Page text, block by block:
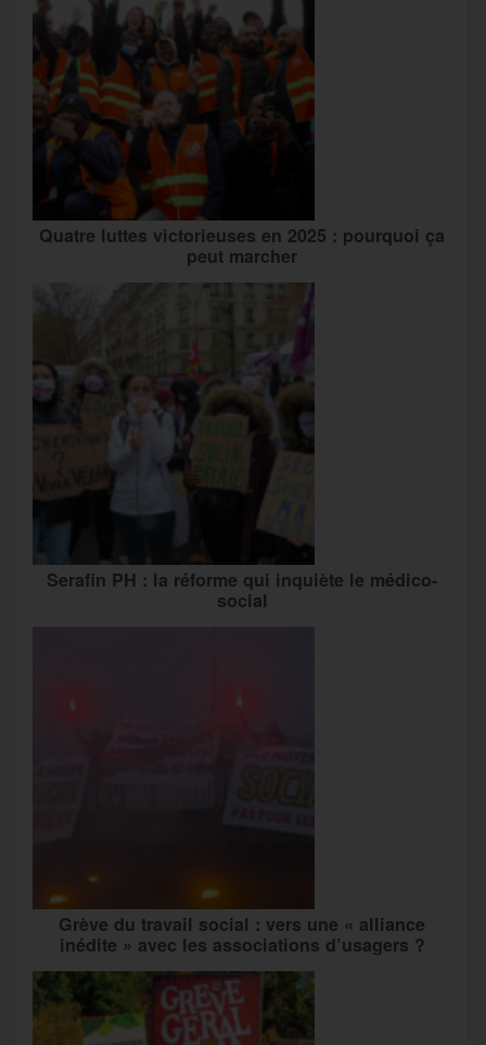
Quatre luttes victorieuses en 2025 : pourquoi ça
peut marcher
Serafin PH : la réforme qui inquiète le médico-
social
Grève du travail social : vers une « alliance
inédite » avec les associations d’usagers ?